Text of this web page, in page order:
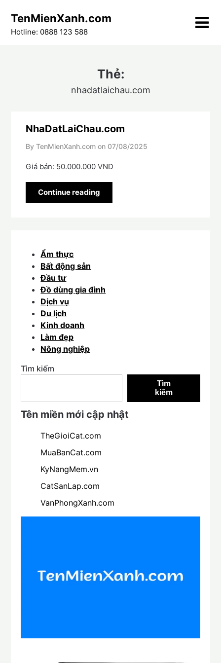
content
TenMienXanh.com
Hotline: 0888 123 588
Thẻ:
nhadatlaichau.com
NhaDatLaiChau.com
By TenMienXanh.com on 07/08/2025
Giá bán: 50.000.000 VND
Continue reading
Ẩm thực
Bất động sản
Đầu tư
Đồ dùng gia đình
Dịch vụ
Du lịch
Kinh doanh
Làm đẹp
Nông nghiệp
Tìm kiếm
Tìm
kiếm
Tên miền mới cập nhật
TheGioiCat.com
MuaBanCat.com
KyNangMem.vn
CatSanLap.com
VanPhongXanh.com